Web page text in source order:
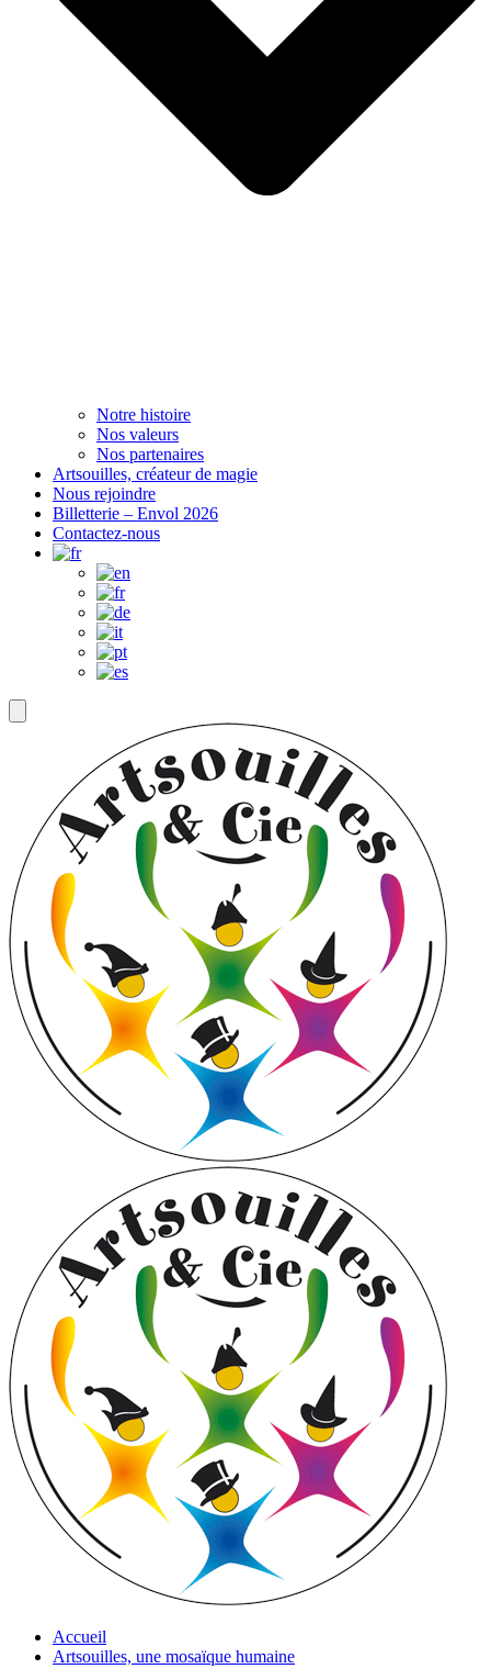
Notre histoire
Nos valeurs
Nos partenaires
Artsouilles, créateur de magie
Nous rejoindre
Billetterie – Envol 2026
Contactez-nous
Accueil
Artsouilles, une mosaïque humaine